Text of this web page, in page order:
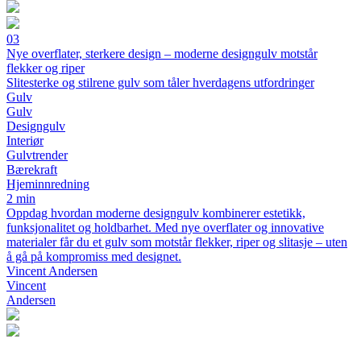
03
Nye overflater, sterkere design – moderne designgulv motstår
flekker og riper
Slitesterke og stilrene gulv som tåler hverdagens utfordringer
Gulv
Gulv
Designgulv
Interiør
Gulvtrender
Bærekraft
Hjeminnredning
2 min
Oppdag hvordan moderne designgulv kombinerer estetikk,
funksjonalitet og holdbarhet. Med nye overflater og innovative
materialer får du et gulv som motstår flekker, riper og slitasje – uten
å gå på kompromiss med designet.
Vincent Andersen
Vincent
Andersen